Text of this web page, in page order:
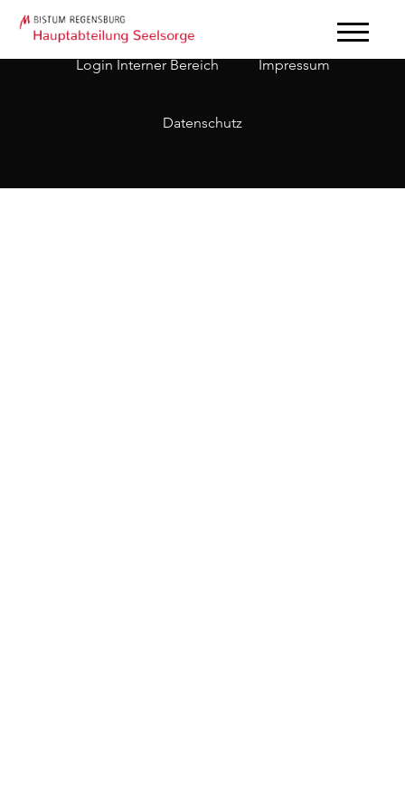
Login Interner Bereich Impressum
Datenschutz